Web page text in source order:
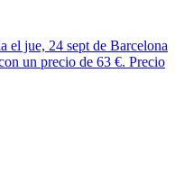
el jue, 24 sept de Barcelona
un precio de 63 €. Precio